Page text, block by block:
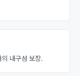
의 내구성 보장.